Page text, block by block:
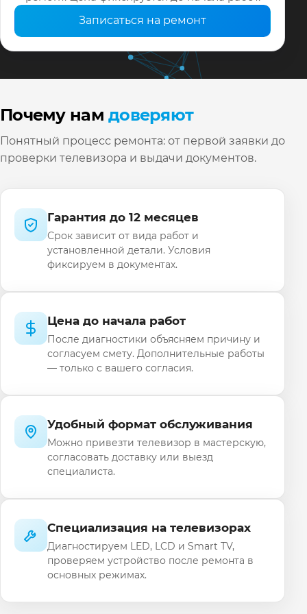
Записаться на ремонт
Почему намдоверяют
Понятный процесс ремонта: от первой заявки до
проверки телевизора и выдачи документов.
Гарантия до 12 месяцев
Срок зависит от вида работ и
установленной детали. Условия
фиксируем в документах.
Цена до начала работ
После диагностики объясняем причину и
согласуем смету. Дополнительные работы
— только с вашего согласия.
Удобный формат обслуживания
Можно привезти телевизор в мастерскую,
согласовать доставку или выезд
специалиста.
Специализация на телевизорах
Диагностируем LED, LCD и Smart TV,
проверяем устройство после ремонта в
основных режимах.